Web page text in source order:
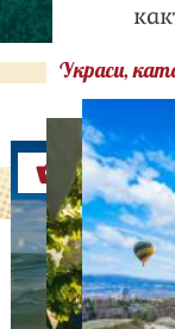
Украси,